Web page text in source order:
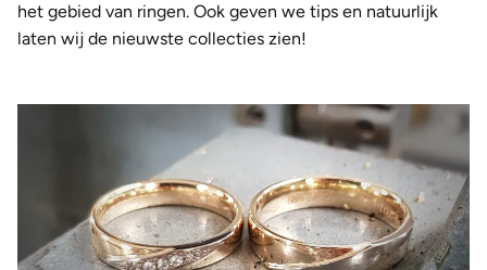
het gebied van ringen. Ook geven we tips en natuurlijk
laten wij de nieuwste collecties zien!